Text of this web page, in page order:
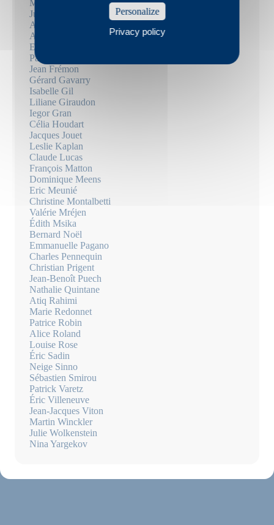
Mary Dorsan
Julie Douard
Arthur Dreyfus
Aiat Fayez
Elisabeth Filhol
Paul Fournel
Jean Frémon
Gérard Gavarry
Isabelle Gil
Liliane Giraudon
Iegor Gran
Célia Houdart
Jacques Jouet
Leslie Kaplan
Claude Lucas
François Matton
Dominique Meens
Eric Meunié
Christine Montalbetti
Valérie Mréjen
Édith Msika
Bernard Noël
Emmanuelle Pagano
Charles Pennequin
Christian Prigent
Jean-Benoît Puech
Nathalie Quintane
Atiq Rahimi
Marie Redonnet
Patrice Robin
Alice Roland
Louise Rose
Éric Sadin
Neige Sinno
Sébastien Smirou
Patrick Varetz
Éric Villeneuve
Jean-Jacques Viton
Martin Winckler
Julie Wolkenstein
Nina Yargekov
Personalize
Privacy policy